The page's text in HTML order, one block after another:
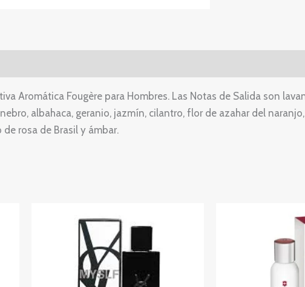
Aromática Fougère para Hombres. Las Notas de Salida son
albahaca, geranio, jazmín, cilantro, flor de azahar del
rosa de Brasil y ámbar.